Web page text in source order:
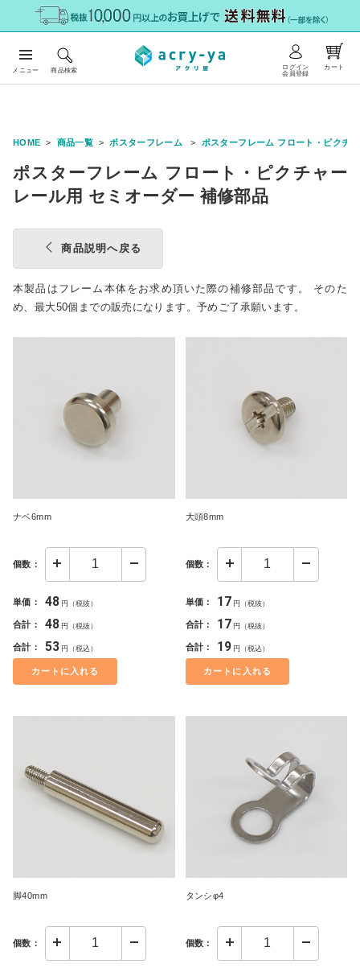
メニュー 商品検索
ログイン
会員登録
カート
HOME 商品一覧 ポスターフレーム ポスターフレーム フロート・ピクチ
ポスターフレーム フロート・ピクチャー
レール用 セミオーダー 補修部品
商品説明へ戻る
本製品はフレーム本体をお求め頂いた際の補修部品です。 そのた
め、最大50個までの販売になります。予めご了承願います。
ナベ6mm
個数：
単価： 48 円（税抜）
合計： 48 円（税抜）
合計： 53 円（税込）
カートに入れる
大頭8mm
個数：
単価： 17 円（税抜）
合計： 17 円（税抜）
合計： 19 円（税込）
カートに入れる
脚40mm
個数：
タンシφ4
個数：